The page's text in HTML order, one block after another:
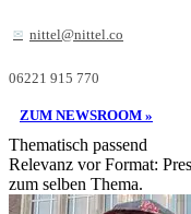
nittel@nittel.co
06221 915 770
ZUM NEWSROOM »
Thematisch passend
Relevanz vor Format:
zum selben Thema.